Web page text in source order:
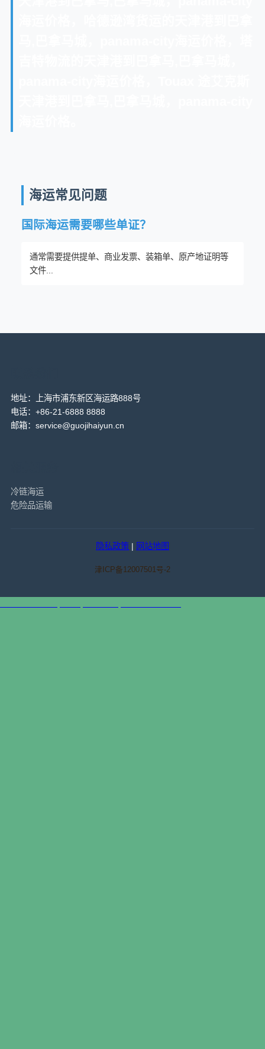
海运常见问题
国际海运需要哪些单证？
通常需要提供提单、商业发票、装箱单、原产地证明等
文件...
地址：上海市浦东新区海运路888号
电话：+86-21-6888 8888
邮箱：service@guojihaiyun.cn
冷链海运
危险品运输
隐私政策 | 网站地图
津ICP备12007501号-2